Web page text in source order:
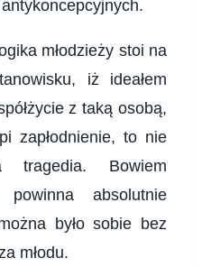
młodzieży stoi na
iż ideałem
z taką osobą,
zapłodnienie, to nie
Bowiem
absolutnie
było sobie bez
młodu.